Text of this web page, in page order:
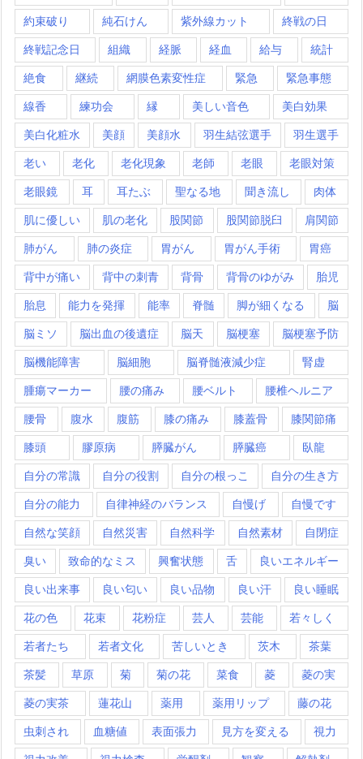
約束破り 純石けん 紫外線カット 終戦の日
終戦記念日 組織 経脈 経血 給与 統計
絶食 継続 網膜色素変性症 緊急 緊急事態
線香 練功会 縁 美しい音色 美白効果
美白化粧水 美顔 美顔水 羽生結弦選手 羽生選手
老い 老化 老化現象 老師 老眼 老眼対策
老眼鏡 耳 耳たぶ 聖なる地 聞き流し 肉体
肌に優しい 肌の老化 股関節 股関節脱臼 肩関節
肺がん 肺の炎症 胃がん 胃がん手術 胃癌
背中が痛い 背中の刺青 背骨 背骨のゆがみ 胎児
胎息 能力を発揮 能率 脊髄 脚が細くなる 脳
脳ミソ 脳出血の後遺症 脳天 脳梗塞 脳梗塞予防
脳機能障害 脳細胞 脳脊髄液減少症 腎虚
腫瘍マーカー 腰の痛み 腰ベルト 腰椎ヘルニア
腰骨 腹水 腹筋 膝の痛み 膝蓋骨 膝関節痛
膝頭 膠原病 膵臓がん 膵臓癌 臥龍
自分の常識 自分の役割 自分の根っこ 自分の生き方
自分の能力 自律神経のバランス 自慢げ 自慢です
自然な笑顔 自然災害 自然科学 自然素材 自閉症
臭い 致命的なミス 興奮状態 舌 良いエネルギー
良い出来事 良い匂い 良い品物 良い汗 良い睡眠
花の色 花束 花粉症 芸人 芸能 若々しく
若者たち 若者文化 苦しいとき 茨木 茶葉
茶髪 草原 菊 菊の花 菜食 菱 菱の実
菱の実茶 蓮花山 薬用 薬用リップ 藤の花
虫刺され 血糖値 表面張力 見方を変える 視力